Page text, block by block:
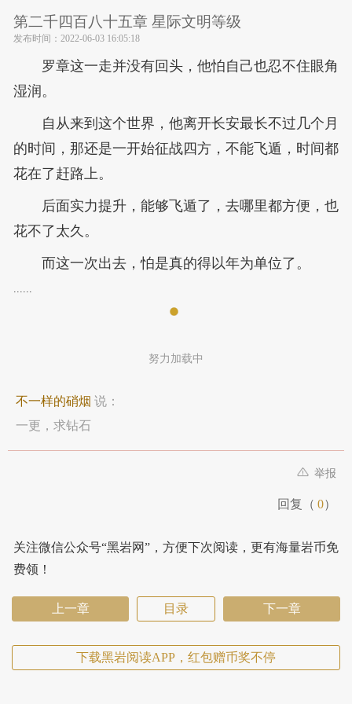
第二千四百八十五章 星际文明等级
发布时间： 2022-06-03 16:05:18
罗章这一走并没有回头，他怕自己也忍不住眼角
湿润。
自从来到这个世界，他离开长安最长不过几个月
的时间，那还是一开始征战四方，不能飞遁，时间都
花在了赶路上。
后面实力提升，能够飞遁了，去哪里都方便，也
花不了太久。
而这一次出去，怕是真的得以年为单位了。
......
努力加载中
不一样的硝烟 说：
一更，求钻石
举报
回复（ 0）
关注微信公众号“黑岩网”，方便下次阅读，更有海量岩币免
费领！
上一章 目录 下一章
下载黑岩阅读APP，红包赠币奖不停